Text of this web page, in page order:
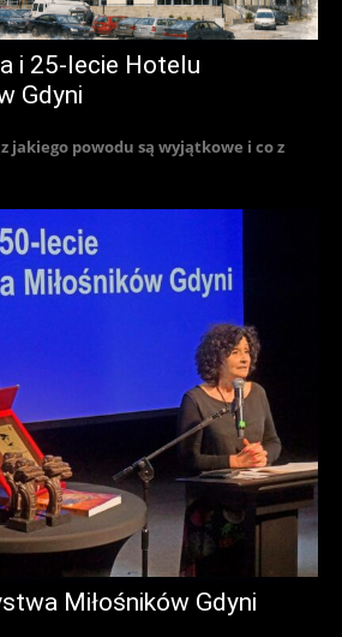
i 25-lecie Hotelu
Gdyni
jakiego powodu są wyjątkowe i co z
Miłośników Gdyni